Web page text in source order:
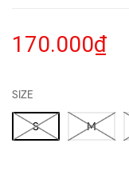
170.000₫
SIZE
S M